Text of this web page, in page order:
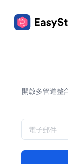
開啟多管道整